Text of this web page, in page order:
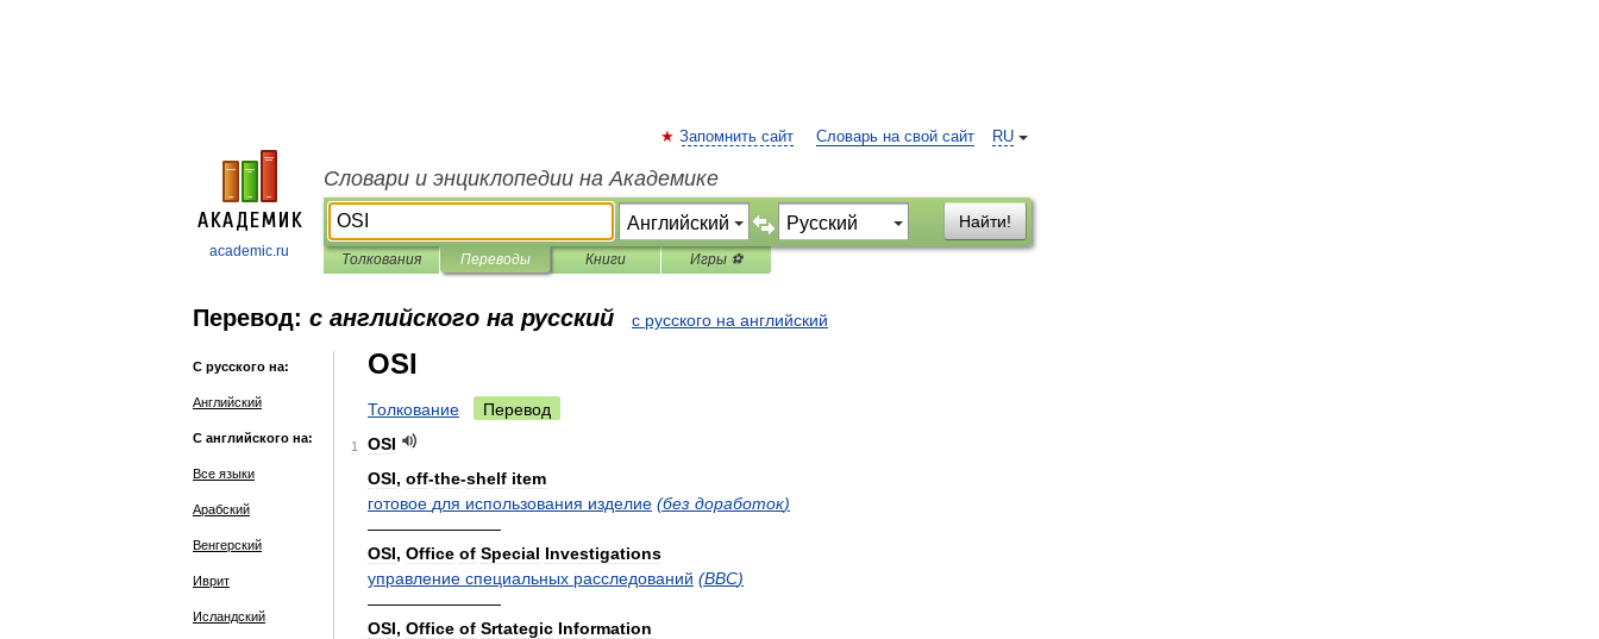
academic.ru
RU
Запомнить сайт Словарь на свой сайт
Словари и энциклопедии на Академике
Найти!
Толкования Переводы Книги Игры ⚽
Перевод: с английского на русский с русского на английский
С русского на:
Английский
С английского на:
Все языки
Арабский
Венгерский
Иврит
Исландский
OSI
Толкование Перевод
1
OSI
OSI, off-the-shelf item
готовое для использования изделие (без доработок)
————————
OSI, Office of Special Investigations
управление специальных расследований (ВВС)
————————
OSI, Office of Srtategic Information